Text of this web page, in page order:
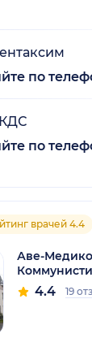
по
по
врачей 4.4
Аве-
4.4 19